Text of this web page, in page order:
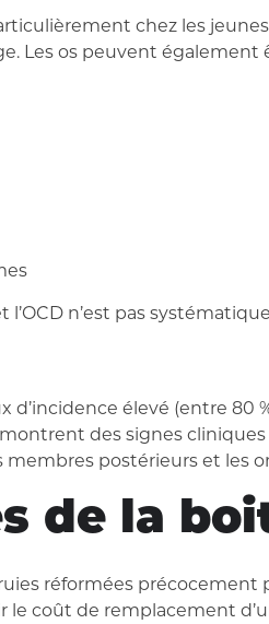
chez les
Les os peuvent également
l’OCD n’est pas
d’incidence élevé (entre 80
des signes
membres postérieurs et les
de la
réformées
le coût de remplacement